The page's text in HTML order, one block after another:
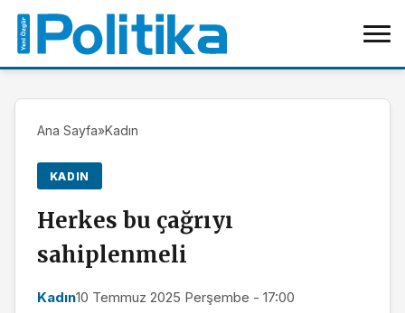
Ana Sayfa»Kadın
KADIN
Herkes bu çağrıyı
sahiplenmeli
Kadın10 Temmuz 2025 Perşembe - 17:00